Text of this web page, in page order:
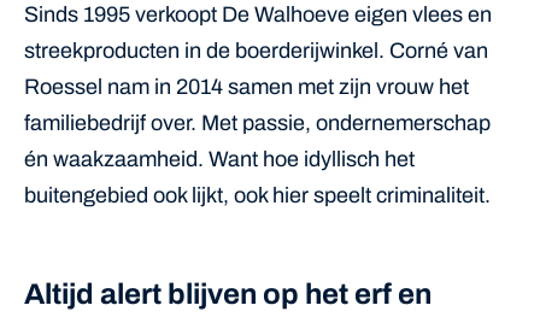
Sinds 1995 verkoopt De Walhoeve eigen vlees en
streekproducten in de boerderijwinkel. Corné van
Roessel nam in 2014 samen met zijn vrouw het
familiebedrijf over. Met passie, ondernemerschap
én waakzaamheid. Want hoe idyllisch het
buitengebied ook lijkt, ook hier speelt criminaliteit.
Altijd alert blijven op het erf en